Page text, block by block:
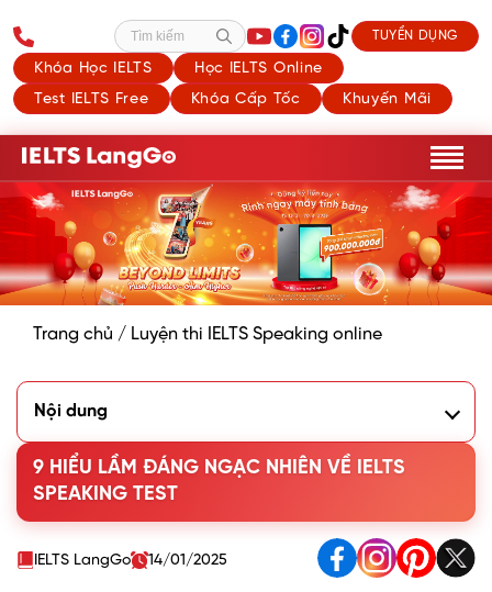
Khóa Học IELTS
Học IELTS Online
Test IELTS Free
Khóa Cấp Tốc Khuyến Mãi
Tìm kiếm TUYỂN DỤNG
Trang chủ / Luyện thi IELTS Speaking online
Nội dung
được điểm cao?
2. Không sử dụng các cấu trúc ngữ pháp phức tạp nếu
bạn không chắc chắn đúng?
3. Nếu bạn không biết câu trả lời cho câu hỏi, bạn không
4. Luôn ghi chú trong khi chuẩn bị cho IELTS Speaking Part
9 HIỂU LẦM ĐÁNG NGẠC NHIÊN VỀ IELTS
SPEAKING TEST
IELTS LangGo 14/01/2025